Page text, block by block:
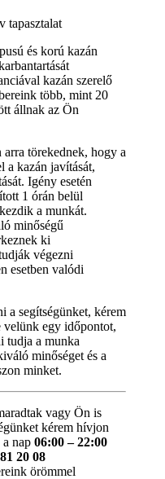
tapasztalat
és korú kazán
kazán szerelő
több, mint 20
állnak az Ön
arra törekednek, hogy a
a kazán javítását,
Igény esetén
1 órán belül
a munkát.
minőségű
ki
végezni
esetben valódi
a segítségünket, kérem
velünk egy időpontot,
tudja a munka
minőséget és a
minket.
vagy Ön is
kérem hívjon
nap 06:00 – 22:00
20 08
örömmel